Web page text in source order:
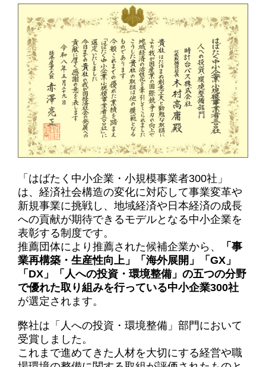
「はばたく中小企業・小規模事業者300社」
は、経済社会構造の変化に対応して事業変革や
新規事業に挑戦し、地域経済や日本経済の成長
への貢献が期待できるモデルとなる中小企業を
表彰する制度です。
推薦団体により推薦された候補企業から、
「事
業再構築・生産性向上」「海外展開」「GX」
「DX」「人への投資・環境整備」の五つの分野
で優れた取り組みを行っている中小企業300社
が選定されます。
弊社は「人への投資・環境整備」部門において
受賞しました。
これまで進めてきた人材を大切にする経営や職